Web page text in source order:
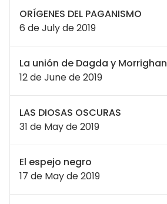
ORÍGENES DEL PAGANISMO
6 de July de 2019
La unión de Dagda y Morrighan
12 de June de 2019
LAS DIOSAS OSCURAS
31 de May de 2019
El espejo negro
17 de May de 2019